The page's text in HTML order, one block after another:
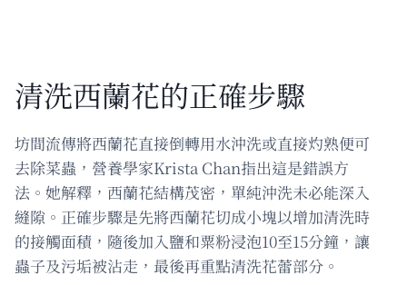
清洗西蘭花的正確步驟
坊間流傳將西蘭花直接倒轉用水沖洗或直接灼熟便可
去除菜蟲，營養學家Krista Chan指出這是錯誤方
法。她解釋，西蘭花結構茂密，單純沖洗未必能深入
縫隙。正確步驟是先將西蘭花切成小塊以增加清洗時
的接觸面積，隨後加入鹽和粟粉浸泡10至15分鐘，讓
蟲子及污垢被沾走，最後再重點清洗花蕾部分。